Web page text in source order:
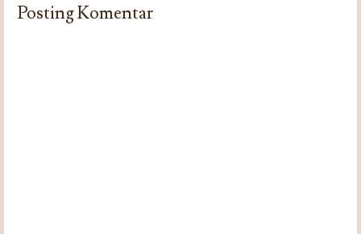
Posting Komentar